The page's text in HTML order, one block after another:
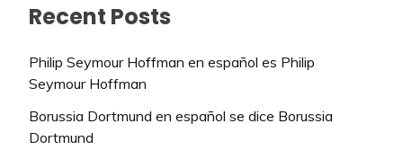
Recent Posts
Philip Seymour Hoffman en español es Philip
Seymour Hoffman
Borussia Dortmund en español se dice Borussia
Dortmund